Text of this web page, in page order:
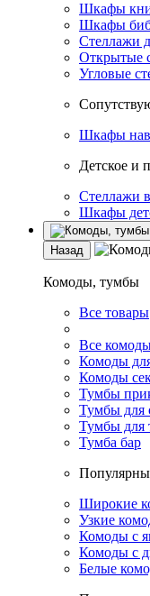
Шкафы
Шкафы
Стеллажи
Открытые
Угловые
Шкафы
Детское и
Стеллажи
Шкафы
Назад
Комоды, тумбы
Все товары
Все
Комоды
Комоды
Тумбы
Тумбы для
Тумбы для
Тумба бар
Широкие
Узкие
Комоды с
Комоды с
Белые